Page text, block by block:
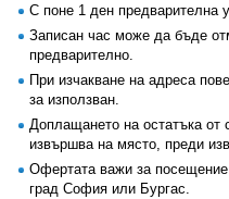
С поне 1 ден предварителна
Записан час може да бъде
предварително.
При изчакване на адреса
за използван.
Доплащането на остатъка
извършва на място, преди
Офертата важи за
град София или Бургас.